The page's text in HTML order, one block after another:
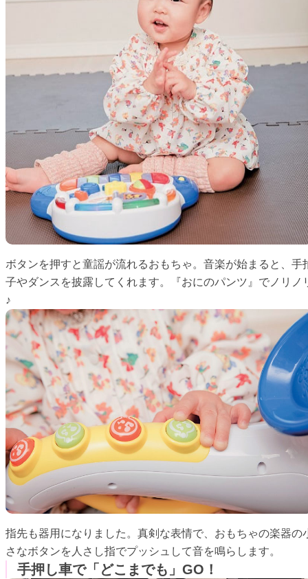
ボタンを押すと童謡が流れるおもちゃ。音楽が始まると、手
子やダンスを披露してくれます。『おにのパンツ』でノリノ
♪
指先も器用になりました。真剣な表情で、おもちゃの楽器の
さなボタンを人さし指でプッシュして音を鳴らします。
手押し車で「どこまでも」GO！